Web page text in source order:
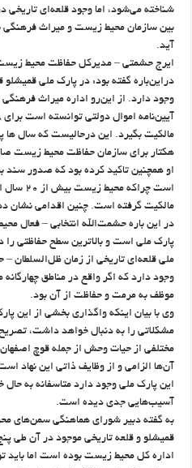
شناخته می‌شود، اما وجود قلعه‌ای
بین سازمان محیط زیست و میراث
آید.
ایرج حشمتی – مدیرکل حفاظت محیط
دراین‌باره گفته بود: در پارک ملی قمیشلو
هکتار برای سازمان حفاظت محیط زیست
او همچنین تاکید کرده بود که صدور سند
است
مالکیت گرفته است. چنین اقدامی نشان
در این باره حشمت‌الله انتخابی – فعال
پارک ملی است و بالاترین سطح حفاظتی را
ملی قلعه‌ای تاریخی از زمان ظل‌السلطان –
وجود دارد که اگر واقع در مناطق
موظف به مرمت و حفاظت از آن بود.
وی با بیان اینکه واگذاری بخشی از این
مشکلاتی را به دنبال خواهد داشت،
مختلفی از حیات وحش از جمله قوچ
آن‌ها الزامی و از وظایف ذاتی این نهاد
این پارک ملی وجود دارد متاسفانه به حال
آسیب‌هایی جدی دیده است.
به گفته دبیر شورای هماهنگی سمن‌های
قمیشلو و قلعه تاریخی موجود در آن طی
اداره کل محیط زیست بوده است اما باید